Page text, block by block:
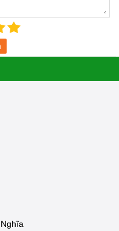
với công suất làm